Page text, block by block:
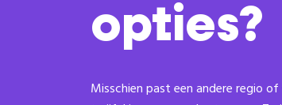
opties?
Misschien past een andere regio